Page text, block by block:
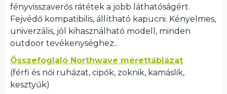
fényvisszaverős rátétek a jobb láthatóságért.
Fejvédő kompatibilis, állítható kapucni. Kényelmes,
univerzális, jól kihasználható modell, minden
outdoor tevékenységhez..
Összefoglaló Northwave mérettáblázat
(férfi és női ruházat, cipők, zoknik, kamáslik,
kesztyűk)